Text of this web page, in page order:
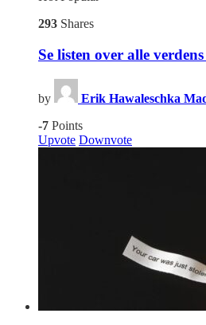
293 Shares
Se listen over alle
by Erik Hawaleschka
-7 Points
Upvote Downvote